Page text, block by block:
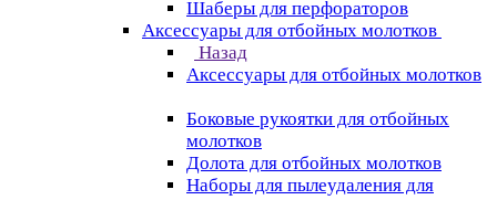
Шаберы для перфораторов
Аксессуары для отбойных молотков
Назад
Аксессуары для отбойных молотков
Боковые рукоятки для отбойных
молотков
Долота для отбойных молотков
Наборы для пылеудаления для